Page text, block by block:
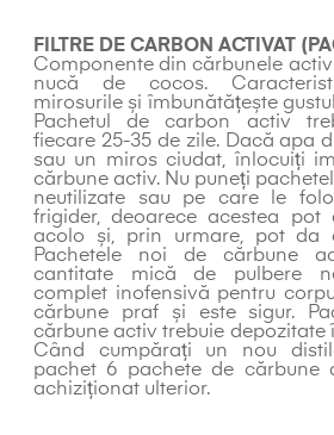
FILTRE DE CARBON ACTIVAT
Componente din cărbunele
nucă de cocos.
mirosurile și îmbunătățește
Pachetul de carbon activ
fiecare 25-35 de zile. Dacă apa
sau un miros ciudat, înlocuiți
cărbune activ. Nu puneți
neutilizate sau pe care le
frigider, deoarece acestea pot
acolo și, prin urmare, pot da
Pachetele noi de cărbune
cantitate mică de pulbere
complet inofensivă pentru
cărbune praf și este sigur.
cărbune activ trebuie depozitate
Când cumpărați un nou
pachet 6 pachete de cărbune
achiziționat ulterior.